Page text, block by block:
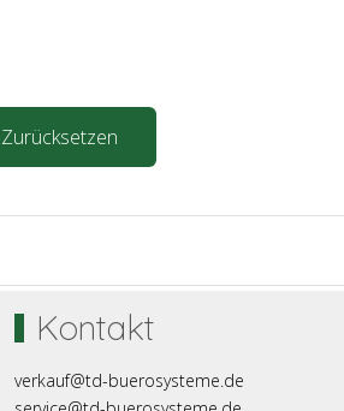
Zurücksetzen
Kontakt
verkauf@td-buerosysteme.de